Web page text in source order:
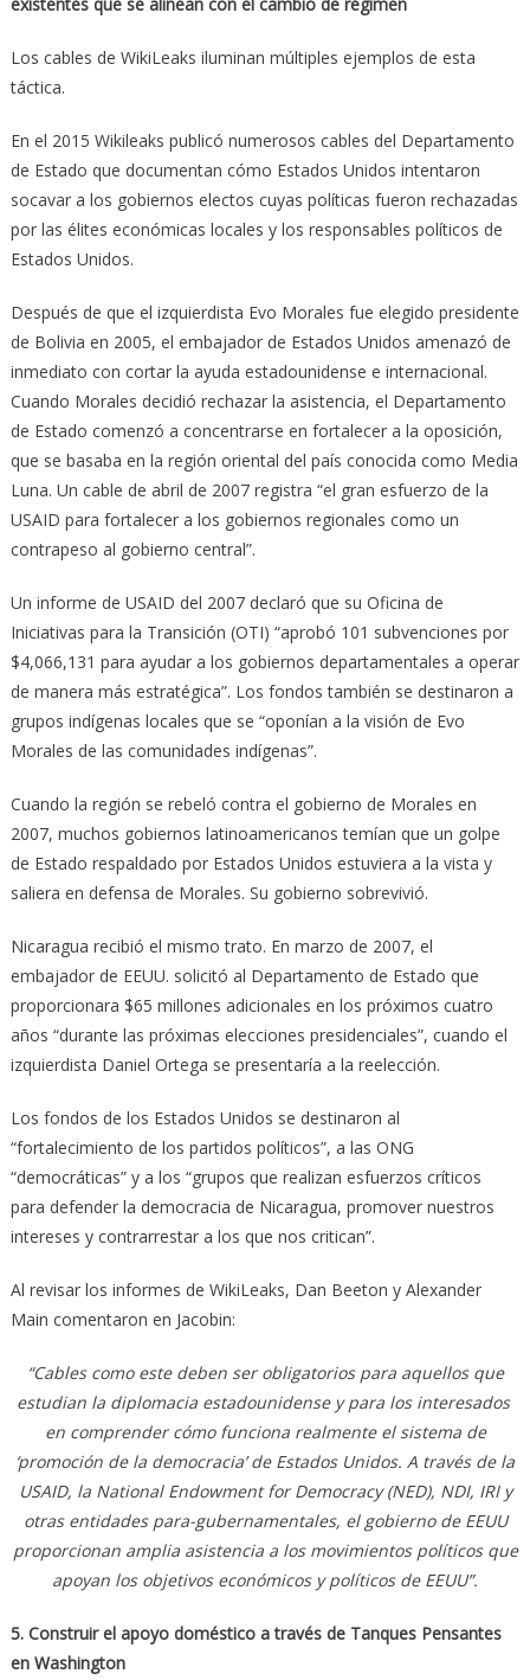
existentes que se alinean con el cambio de régimen
Los cables de WikiLeaks iluminan múltiples ejemplos de esta
táctica.
En el 2015 Wikileaks publicó numerosos cables del Departamento
de Estado que documentan cómo Estados Unidos intentaron
socavar a los gobiernos electos cuyas políticas fueron rechazadas
por las élites económicas locales y los responsables políticos de
Estados Unidos.
Después de que el izquierdista Evo Morales fue elegido presidente
de Bolivia en 2005, el embajador de Estados Unidos amenazó de
inmediato con cortar la ayuda estadounidense e internacional.
Cuando Morales decidió rechazar la asistencia, el Departamento
de Estado comenzó a concentrarse en fortalecer a la oposición,
que se basaba en la región oriental del país conocida como Media
Luna. Un cable de abril de 2007 registra “el gran esfuerzo de la
USAID para fortalecer a los gobiernos regionales como un
contrapeso al gobierno central”.
Un informe de USAID del 2007 declaró que su Oficina de
Iniciativas para la Transición (OTI) “aprobó 101 subvenciones por
$4,066,131 para ayudar a los gobiernos departamentales a operar
de manera más estratégica”. Los fondos también se destinaron a
grupos indígenas locales que se “oponían a la visión de Evo
Morales de las comunidades indígenas”.
Cuando la región se rebeló contra el gobierno de Morales en
2007, muchos gobiernos latinoamericanos temían que un golpe
de Estado respaldado por Estados Unidos estuviera a la vista y
saliera en defensa de Morales. Su gobierno sobrevivió.
Nicaragua recibió el mismo trato. En marzo de 2007, el
embajador de EEUU. solicitó al Departamento de Estado que
proporcionara $65 millones adicionales en los próximos cuatro
años “durante las próximas elecciones presidenciales”, cuando el
izquierdista Daniel Ortega se presentaría a la reelección.
Los fondos de los Estados Unidos se destinaron al
“fortalecimiento de los partidos políticos”, a las ONG
“democráticas” y a los “grupos que realizan esfuerzos críticos
para defender la democracia de Nicaragua, promover nuestros
intereses y contrarrestar a los que nos critican”.
Al revisar los informes de WikiLeaks, Dan Beeton y Alexander
Main comentaron en Jacobin:
“Cables como este deben ser obligatorios para aquellos que
estudian la diplomacia estadounidense y para los interesados ​​
en comprender cómo funciona realmente el sistema de
‘promoción de la democracia’ de Estados Unidos. A través de la
USAID, la National Endowment for Democracy (NED), NDI, IRI y
otras entidades para-gubernamentales, el gobierno de EEUU
proporcionan amplia asistencia a los movimientos políticos que
apoyan los objetivos económicos y políticos de EEUU”.
5. Construir el apoyo doméstico a través de Tanques Pensantes
en Washington